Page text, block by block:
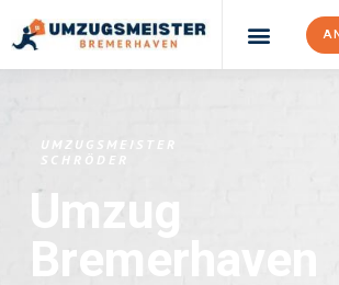
UMZUGSMEISTER
SCHRÖDER
Umzug
Bremerhaven